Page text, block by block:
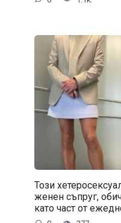
Този
женен съпруг,
като част от